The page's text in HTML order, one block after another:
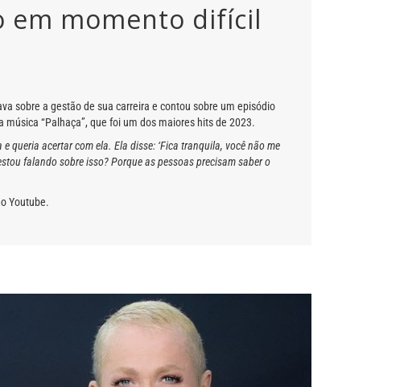
em momento difícil
sobre a gestão de sua carreira e contou sobre um episódio
“Palhaça”, que foi um dos maiores hits de 2023.
queria acertar com ela. Ela disse: ‘Fica tranquila, você não me
falando sobre isso? Porque as pessoas precisam saber o
Youtube.